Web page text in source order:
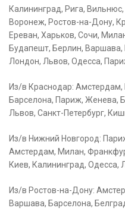
Калининград, Рига,
Воронеж, Ростов-на-Дону,
Ереван, Харьков, Сочи,
Будапешт, Берлин,
Лондон, Львов, Одесса,
Из/в Краснодар: Амстердам,
Барселона, Париж, Женева,
Львов, Санкт-Петербург,
Из/в Нижний Новгород:
Амстердам, Милан,
Киев, Калининград, Одесса,
Из/в Ростов-на-Дону:
Варшава, Барселона,